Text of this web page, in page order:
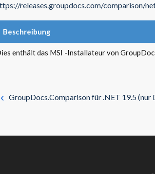
releases.groupdocs.com/comparison/
Beschreibung
enthält das MSI -Installateur von
GroupDocs.Comparison für .NET 19.5 (nur